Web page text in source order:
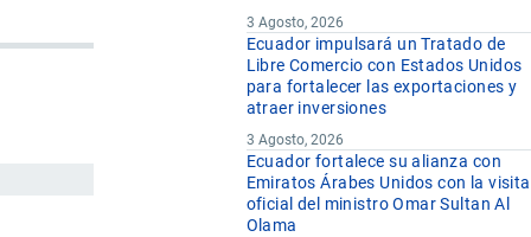
3 Agosto, 2026
Ecuador impulsará un Tratado de
Libre Comercio con Estados Unidos
para fortalecer las exportaciones y
atraer inversiones
3 Agosto, 2026
Ecuador fortalece su alianza con
Emiratos Árabes Unidos con la visita
oficial del ministro Omar Sultan Al
Olama